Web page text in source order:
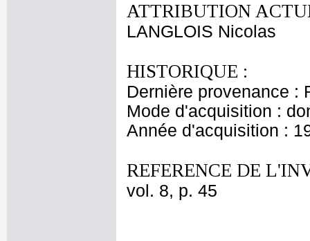
ATTRIBUTION
LANGLOIS Nicolas
HISTORIQUE :
Dernière provenance :
Mode d'acquisition :
Année d'acquisition :
REFERENCE DE
vol. 8, p. 45